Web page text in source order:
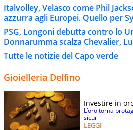
Italvolley, Velasco come Phil
azzurra agli Europei. Quello per
PSG, Longoni debutta contro lo
Donnarumma scalza Chevalier,
Tutte le notizie del Capo verde
Gioielleria Delfino
Investire in
L’oro torna
sicuri
LEGGI